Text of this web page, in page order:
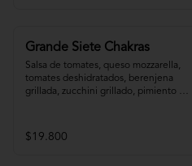
Grande Siete Chakras
Salsa de tomates, queso mozzarella,
tomates deshidratados, berenjena
grillada, zucchini grillado, pimiento
$19.800